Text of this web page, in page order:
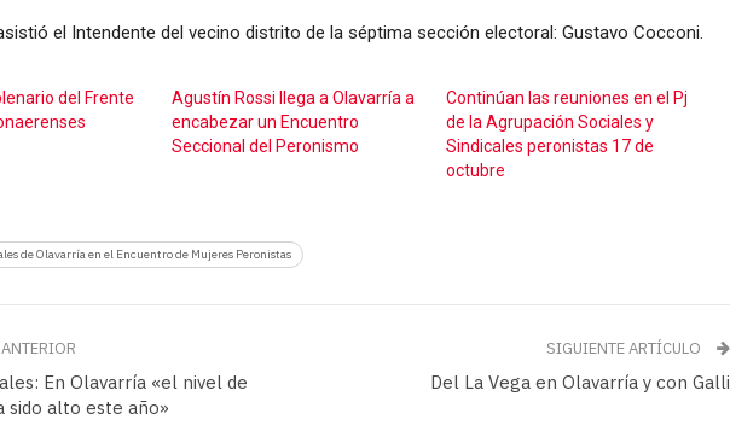
el Intendente del vecino distrito de la séptima sección electoral: Gustavo Cocconi.
del Frente
Agustín Rossi llega a Olavarría a
encabezar un Encuentro
Seccional del Peronismo
Continúan las reuniones en el Pj
de la Agrupación Sociales y
Sindicales peronistas 17 de
octubre
de Olavarría en el Encuentro de Mujeres Peronistas
En Olavarría «el nivel de
sido alto este año»
SIGUIENTE ARTÍCULO
Del La Vega en Olavarría y con Galli